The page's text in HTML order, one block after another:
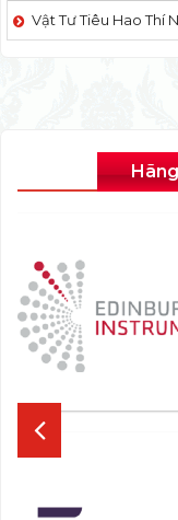
Vật Tư Tiêu Hao Thí